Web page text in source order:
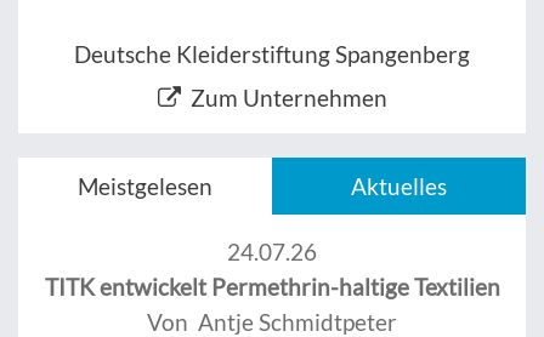
Deutsche Kleiderstiftung Spangenberg
Zum Unternehmen
Meistgelesen Aktuelles
24.07.26
TITK entwickelt Permethrin-haltige Textilien
Von Antje Schmidtpeter